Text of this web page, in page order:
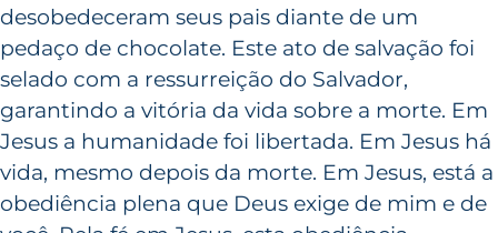
desobedeceram seus pais diante de um
pedaço de chocolate. Este ato de salvação foi
selado com a ressurreição do Salvador,
garantindo a vitória da vida sobre a morte. Em
Jesus a humanidade foi libertada. Em Jesus há
vida, mesmo depois da morte. Em Jesus, está a
obediência plena que Deus exige de mim e de